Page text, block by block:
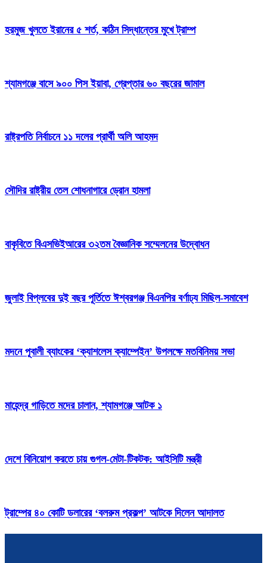
হরমুজ খুলতে ইরানের ৫ শর্ত, কঠিন সিদ্ধান্তের মুখে ট্রাম্প
শ্যামগঞ্জে বাসে ৯০০ পিস ইয়াবা, গ্রেপ্তার ৬০ বছরের জামাল
রাষ্ট্রপতি নির্বাচনে ১১ দলের প্রার্থী অলি আহমদ
সৌদির রাষ্ট্রীয় তেল শোধনাগারে ড্রোন হামলা
বাকৃবিতে বিএসভিইআরের ৩২তম বৈজ্ঞানিক সম্মেলনের উদ্বোধন
জুলাই বিপ্লবের দুই বছর পূর্তিতে ঈশ্বরগঞ্জ বিএনপির বর্ণাঢ্য মিছিল-সমাবেশ
মদনে পূবালী ব্যাংকের ‘ক্যাশলেস ক্যাম্পেইন’ উপলক্ষে মতবিনিময় সভা
মাহেন্দ্র গাড়িতে মদের চালান, শ্যামগঞ্জে আটক ১
দেশে বিনিয়োগ করতে চায় গুগল-মেটা-টিকটক: আইসিটি মন্ত্রী
ট্রাম্পের ৪০ কোটি ডলারের ‘বলরুম প্রকল্প’ আটকে দিলেন আদালত